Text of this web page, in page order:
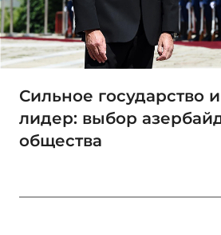
Сильное государство
лидер: выбор
общества